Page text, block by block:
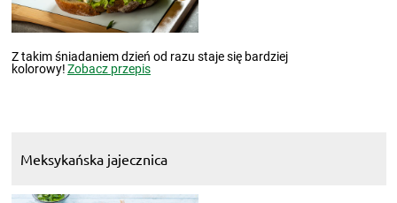
Z takim śniadaniem dzień od razu staje się bardziej
kolorowy!Zobacz przepis
Meksykańska jajecznica